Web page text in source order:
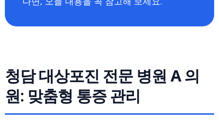
청담 대상포진 전문 병원 A 의
원: 맞춤형 통증 관리